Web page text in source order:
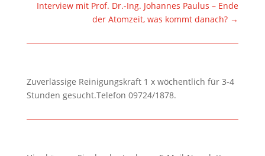
Interview mit Prof. Dr.-Ing. Johannes Paulus – Ende
der Atomzeit, was kommt danach? →
Zuverlässige Reinigungskraft 1 x wöchentlich für 3-4
Stunden gesucht.Telefon 09724/1878.